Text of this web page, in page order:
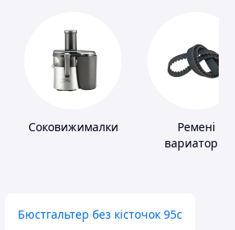
Соковижималки
Ремені
вариаторні
Бюстгальтер без кісточок 95с